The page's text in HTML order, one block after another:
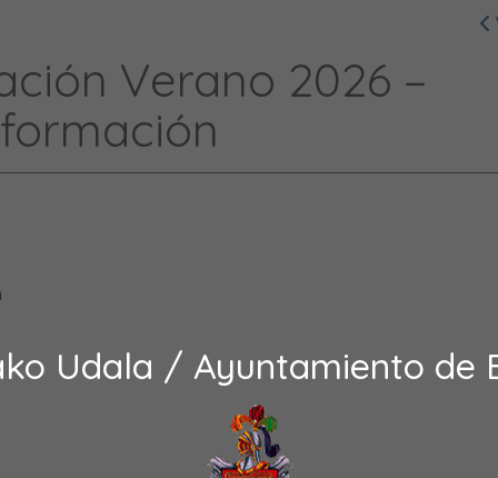
Udala / Ayuntamiento de
Verano 2026 –